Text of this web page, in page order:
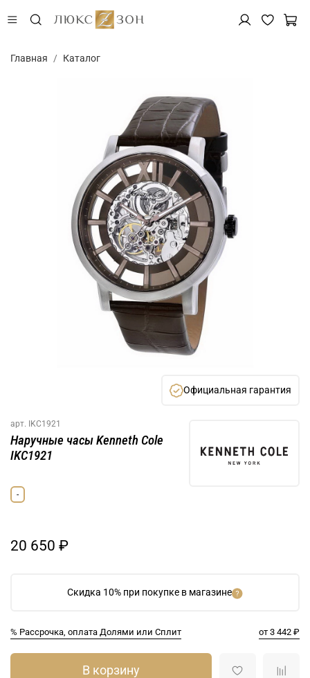
Главная Каталог
Официальная гарантия
арт. IKC1921
Скидка 10% при покупке в магазине
% Рассрочка, оплата Долями или Сплит от 3 442 ₽
Наручные часы Kenneth Cole
IKC1921
-
20 650 ₽
В корзину